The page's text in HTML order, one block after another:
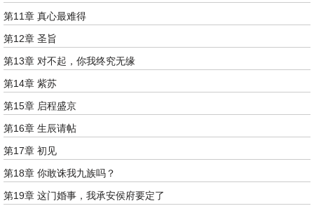
第11章 真心最难得
第12章 圣旨
第13章 对不起，你我终究无缘
第14章 紫苏
第15章 启程盛京
第16章 生辰请帖
第17章 初见
第18章 你敢诛我九族吗？
第19章 这门婚事，我承安侯府要定了